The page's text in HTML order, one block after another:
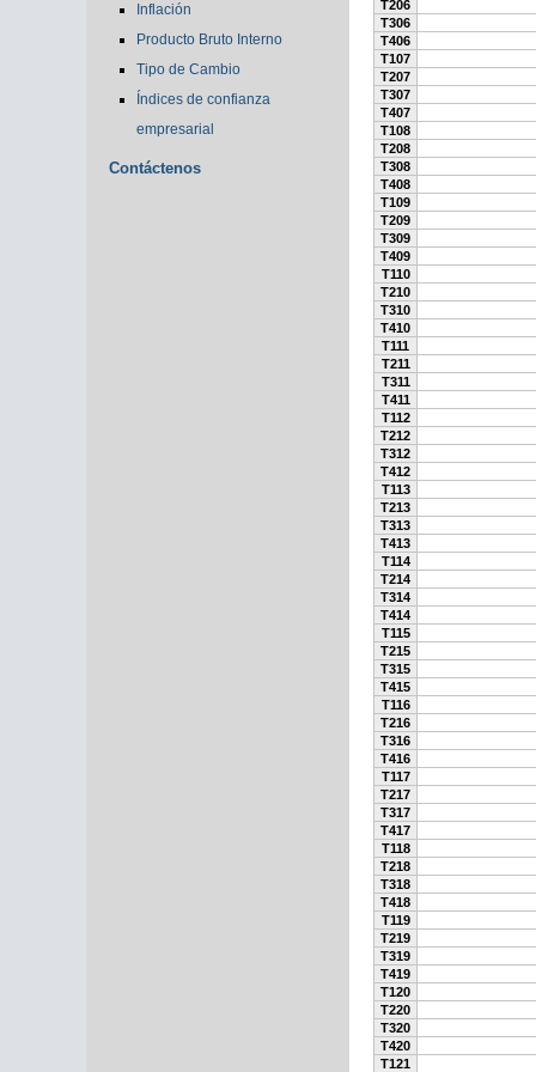
Inflación
Producto Bruto Interno
Tipo de Cambio
Índices de confianza
empresarial
Contáctenos
T206
T306
T406
T107
T207
T307
T407
T108
T208
T308
T408
T109
T209
T309
T409
T110
T210
T310
T410
T111
T211
T311
T411
T112
T212
T312
T412
T113
T213
T313
T413
T114
T214
T314
T414
T115
T215
T315
T415
T116
T216
T316
T416
T117
T217
T317
T417
T118
T218
T318
T418
T119
T219
T319
T419
T120
T220
T320
T420
T121